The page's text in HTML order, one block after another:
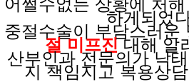
어쩔수없는 상황에 처해
하게되었
중절수술이 부담스러운
절 미프진 대해 알
산부인과 전문의가낙
지책임지고 복용상